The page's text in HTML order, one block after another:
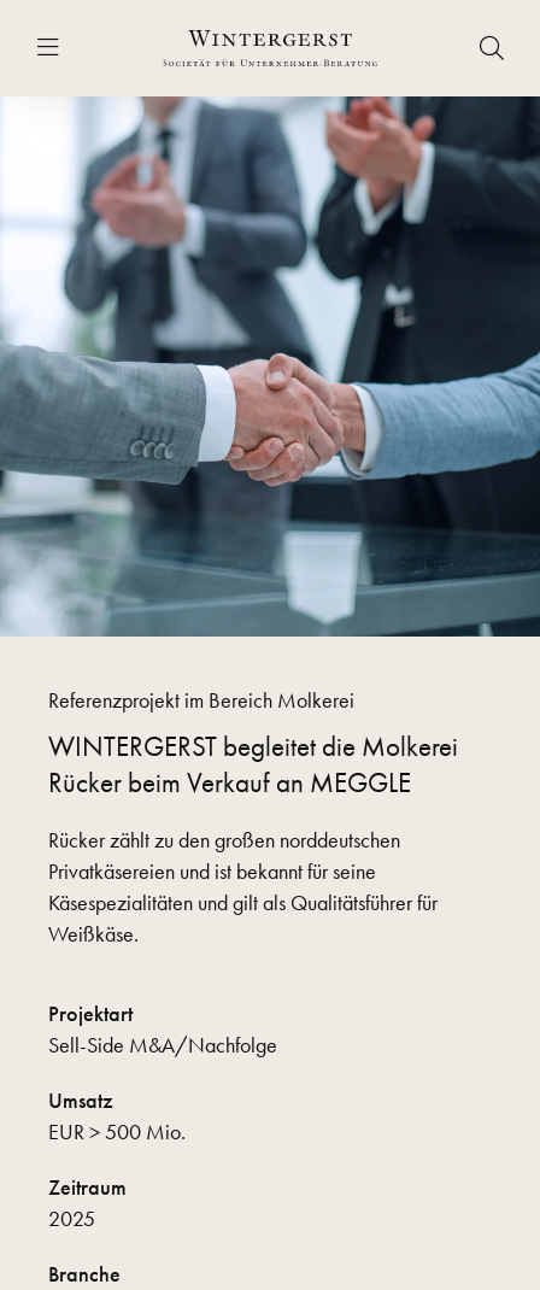
Referenzprojekt im Bereich Molkerei
WINTERGERST begleitet die Molkerei
Rücker beim Verkauf an MEGGLE
Rücker zählt zu den großen norddeutschen
Privatkäsereien und ist bekannt für seine
Käsespezialitäten und gilt als Qualitätsführer für
Weißkäse.
Projektart
Sell-Side M&A/Nachfolge
Umsatz
EUR > 500 Mio.
Zeitraum
2025
Branche